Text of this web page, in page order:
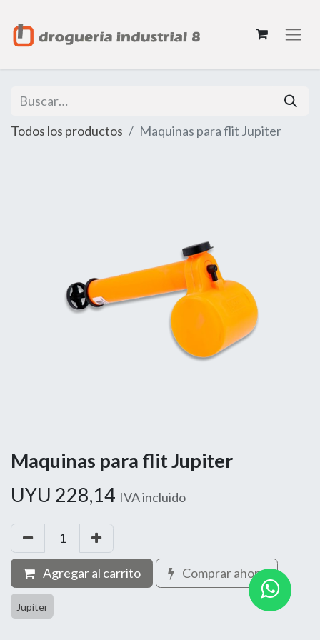
Todos los productos Maquinas para flit Jupiter
Maquinas para flit Jupiter
UYU 228,14 IVA incluido
Agregar al carrito Comprar ahora
Jupiter